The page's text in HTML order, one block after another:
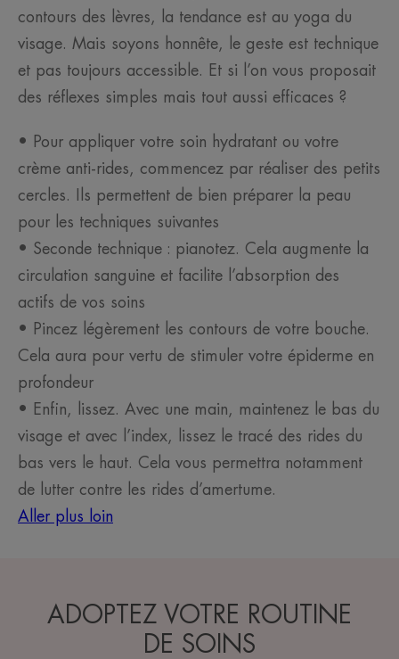
contours des lèvres, la tendance est au yoga du
visage. Mais soyons honnête, le geste est technique
et pas toujours accessible. Et si l’on vous proposait
des réflexes simples mais tout aussi efficaces ?
• Pour appliquer votre soin hydratant ou votre
crème anti-rides, commencez par réaliser des petits
cercles. Ils permettent de bien préparer la peau
pour les techniques suivantes
• Seconde technique : pianotez. Cela augmente la
circulation sanguine et facilite l’absorption des
actifs de vos soins
• Pincez légèrement les contours de votre bouche.
Cela aura pour vertu de stimuler votre épiderme en
profondeur
• Enfin, lissez. Avec une main, maintenez le bas du
visage et avec l’index, lissez le tracé des rides du
bas vers le haut. Cela vous permettra notamment
de lutter contre les rides d’amertume.
Aller plus loin
ADOPTEZ VOTRE ROUTINE
DE SOINS